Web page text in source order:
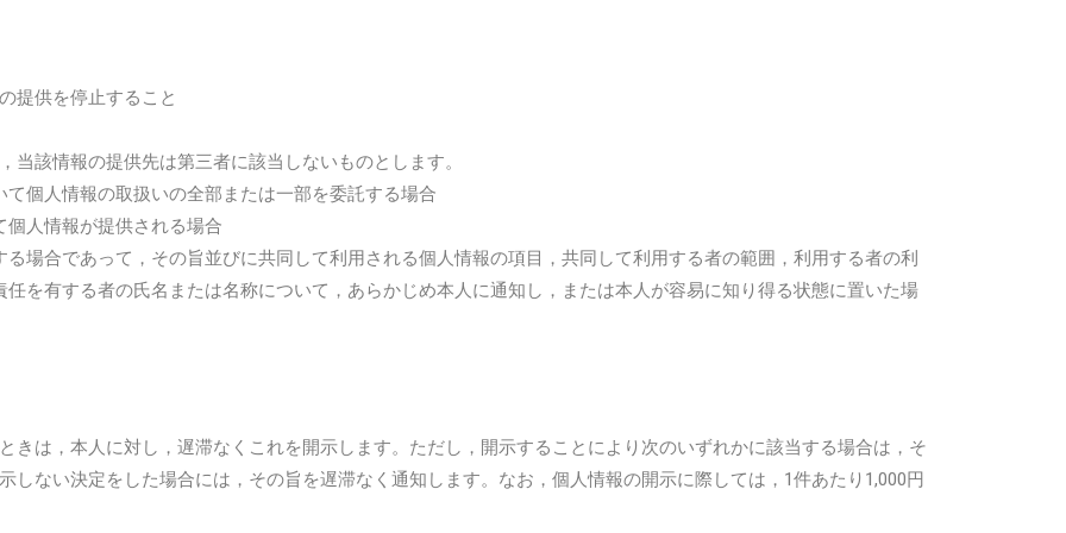
提供を停止すること
該情報の提供先は第三者に該当しないものとします。
個人情報の取扱いの全部または一部を委託する場合
人情報が提供される場合
場合であって，その旨並びに共同して利用される個人情報の項目，共同して利用する者の範囲，利用する者の利
を有する者の氏名または名称について，あらかじめ本人に通知し，または本人が容易に知り得る状態に置いた場
きは，本人に対し，遅滞なくこれを開示します。ただし，開示することにより次のいずれかに該当する場合は，そ
しない決定をした場合には，その旨を遅滞なく通知します。なお，個人情報の開示に際しては，1件あたり1,000円